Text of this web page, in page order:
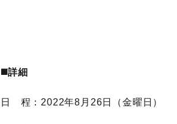
◼️詳細
日 程：2022年8月26日（金曜日）